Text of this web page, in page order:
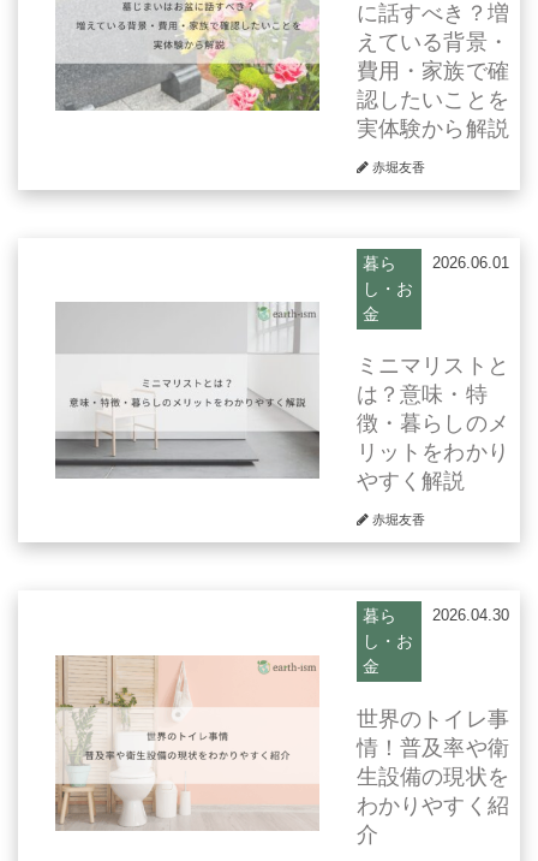
に話すべき？増
えている背景・
費用・家族で確
認したいことを
実体験から解説
赤堀友香
暮ら
し・お
金
2026.06.01
ミニマリストと
は？意味・特
徴・暮らしのメ
リットをわかり
やすく解説
赤堀友香
暮ら
し・お
金
2026.04.30
世界のトイレ事
情！普及率や衛
生設備の現状を
わかりやすく紹
介